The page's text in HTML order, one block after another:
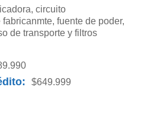
circuito
fuente de poder,
de transporte y filtros
$649.999